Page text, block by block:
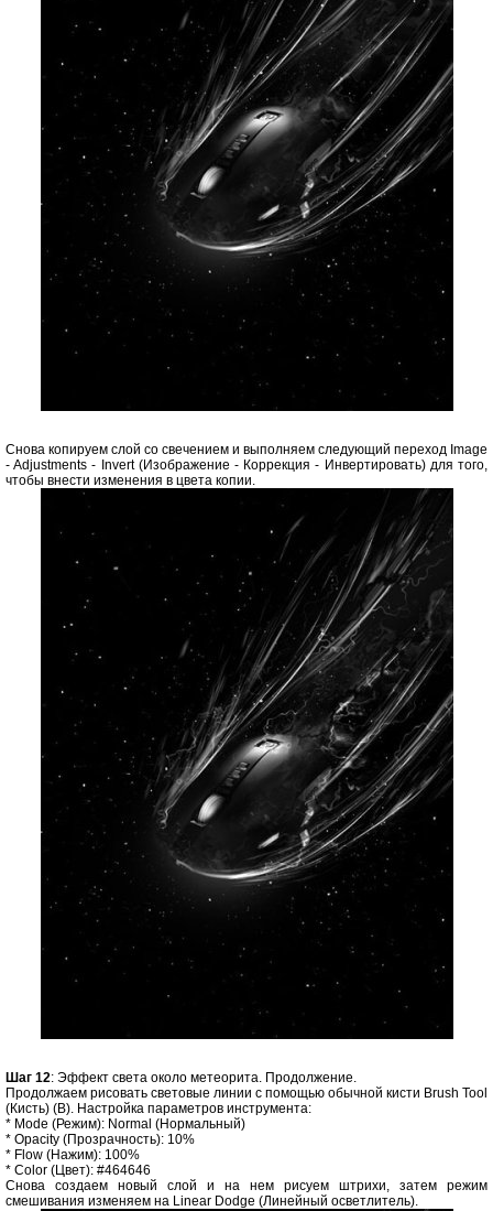
Снова копируем слой со свечением и выполняем следующий переход Image
- Adjustments - Invert (Изображение - Коррекция - Инвертировать) для того,
чтобы внести изменения в цвета копии.
Шаг 12: Эффект света около метеорита. Продолжение.
Продолжаем рисовать световые линии с помощью обычной кисти Brush Tool
(Кисть) (B). Настройка параметров инструмента:
* Mode (Режим): Normal (Нормальный)
* Opacity (Прозрачность): 10%
* Flow (Нажим): 100%
* Color (Цвет): #464646
Снова создаем новый слой и на нем рисуем штрихи, затем режим
смешивания изменяем на Linear Dodge (Линейный осветлитель).